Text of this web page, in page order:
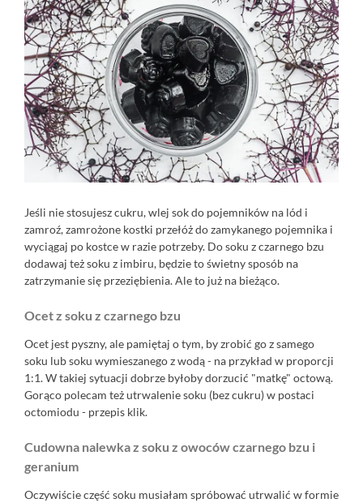
Jeśli nie stosujesz cukru, wlej sok do pojemników na lód i
zamroź, zamrożone kostki przełóż do zamykanego pojemnika i
wyciągaj po kostce w razie potrzeby. Do soku z czarnego bzu
dodawaj też soku z imbiru, będzie to świetny sposób na
zatrzymanie się przeziębienia. Ale to już na bieżąco.
Ocet z soku z czarnego bzu
Ocet jest pyszny, ale pamiętaj o tym, by zrobić go z samego
soku lub soku wymieszanego z wodą - na przykład w proporcji
1:1. W takiej sytuacji dobrze byłoby dorzucić "matkę" octową.
Gorąco polecam też utrwalenie soku (bez cukru) w postaci
octomiodu - przepis klik.
Cudowna nalewka z soku z owoców czarnego bzu i
geranium
Oczywiście część soku musiałam spróbować utrwalić w formie